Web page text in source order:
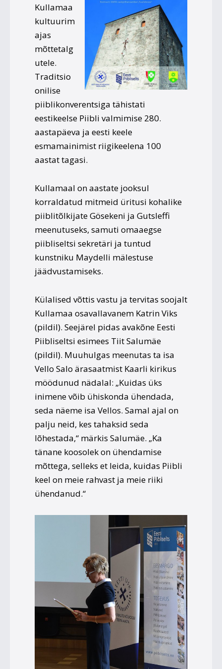
Kullamaa
kultuurim
ajas
mõttetalg
utele.
Traditsio
onilise
piiblikonverentsiga tähistati
eestikeelse Piibli valmimise 280.
aastapäeva ja eesti keele
esmamainimist riigikeelena 100
aastat tagasi.
Kullamaal on aastate jooksul
korraldatud mitmeid üritusi kohalike
piiblitõlkijate Gösekeni ja Gutsleffi
meenutuseks, samuti omaaegse
piibliseltsi sekretäri ja tuntud
kunstniku Maydelli mälestuse
jäädvustamiseks.
Külalised võttis vastu ja tervitas soojalt
Kullamaa osavallavanem Katrin Viks
(pildil). Seejärel pidas avakõne Eesti
Piibliseltsi esimees Tiit Salumäe
(pildil). Muuhulgas meenutas ta isa
Vello Salo ärasaatmist Kaarli kirikus
möödunud nädalal: „Kuidas üks
inimene võib ühiskonda ühendada,
seda näeme isa Vellos. Samal ajal on
palju neid, kes tahaksid seda
lõhestada,“ märkis Salumäe. „Ka
tänane koosolek on ühendamise
mõttega, selleks et leida, kuidas Piibli
keel on meie rahvast ja meie riiki
ühendanud.“